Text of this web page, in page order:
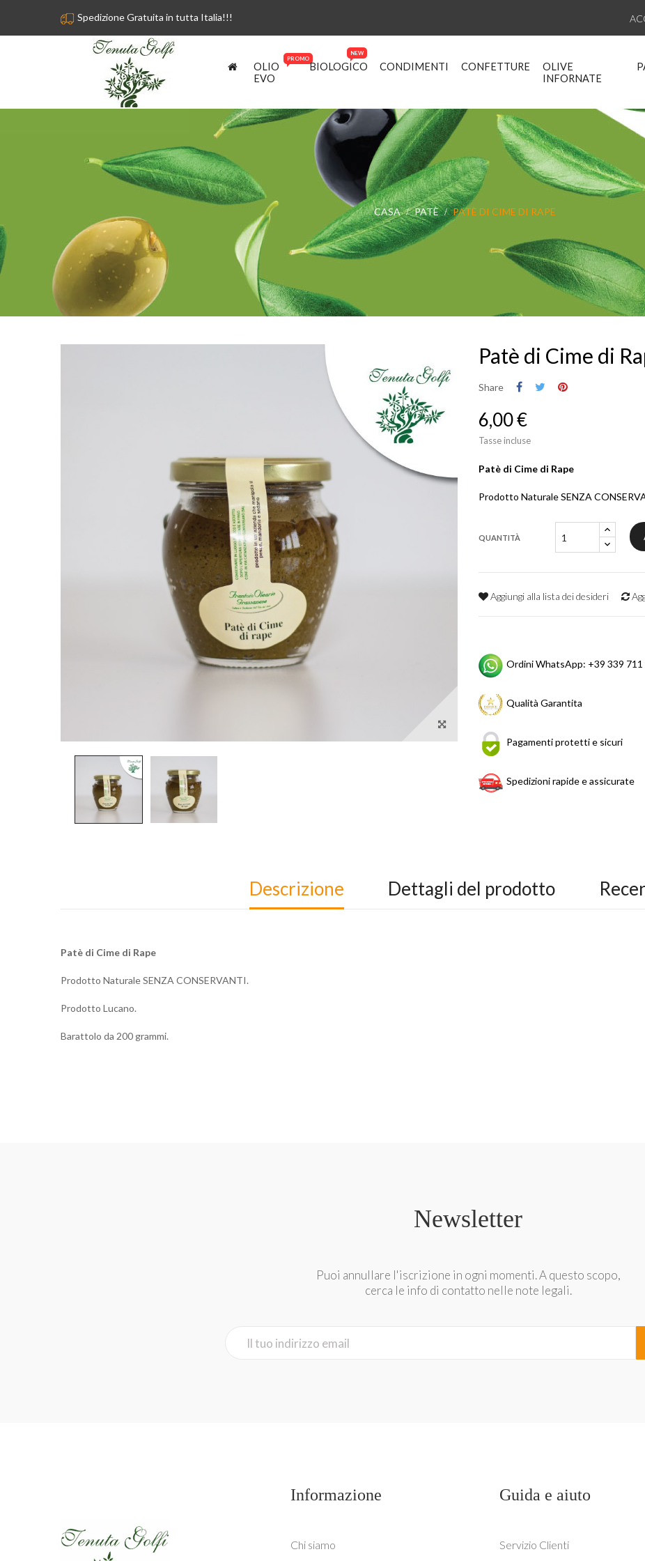
Spedizione Gratuita in tutta Italia!!!
OLIO
EVO
PROMO
BIOLOGICO
NEW
CONDIMENTI CONFETTURE
OLIVE
INFORNATE
CASA PATÈ PATÈ DI CIME DI RAPE
Patè di Cime di
Share
6,00 €
Tasse incluse
Patè di Cime di Rape
Prodotto Naturale SENZA
QUANTITÀ
Aggiungi alla lista dei desideri
Ordini WhatsApp: +39 339 711
Qualità Garantita
Pagamenti protetti e sicuri
Spedizioni rapide e assicurate
Descrizione Dettagli del prodotto
Patè di Cime di Rape
Prodotto Naturale SENZA CONSERVANTI.
Prodotto Lucano.
Barattolo da 200 grammi.
Newsletter
Puoi annullare l'iscrizione in ogni momenti. A questo scopo,
cerca le info di contatto nelle note legali.
Informazione
Chi siamo
Guida e aiuto
Servizio Clienti